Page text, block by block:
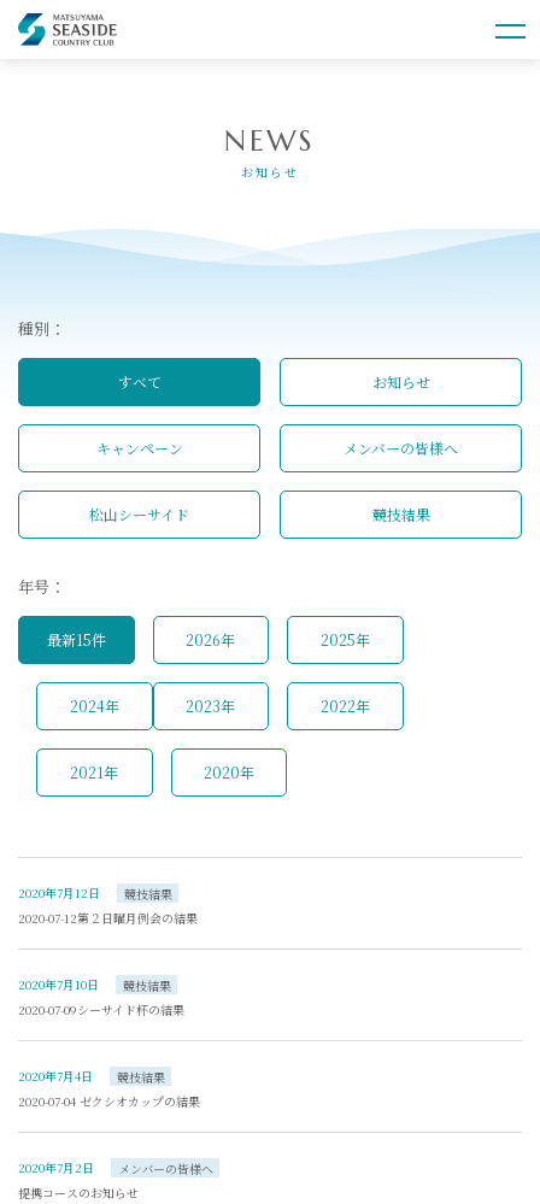
NEWS
お知らせ
種別：
すべて お知らせ
キャンペーン メンバーの皆様へ
松山シーサイド 競技結果
年号：
最新15件 2026年 2025年
2024年 2023年 2022年
2021年 2020年
2020年7月12日
競技結果
2020-07-12第２日曜月例会の結果
2020年7月10日
競技結果
2020-07-09シーサイド杯の結果
2020年7月4日
競技結果
2020-07-04 ゼクシオカップの結果
2020年7月2日
メンバーの皆様へ
提携コースのお知らせ